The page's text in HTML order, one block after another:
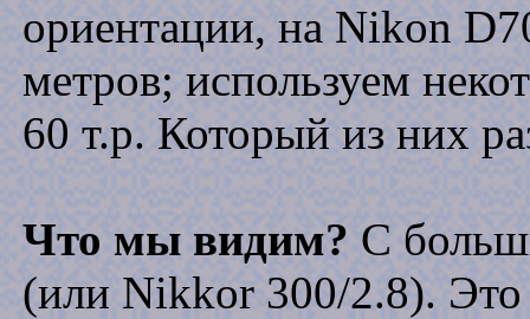
ориентации, на Nikon
метров; используем
60 т.р. Который из них
Что мы видим? С
(или Nikkor 300/2.8). Это